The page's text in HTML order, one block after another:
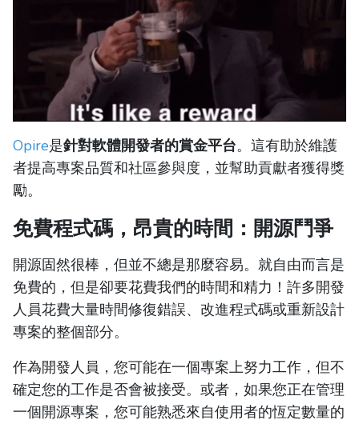
Opire是針對軟體開發者的賞金平台。這有助於維護
者提高專案品質和社區參與度，並幫助貢獻者獲得獎
勵。
免費程式碼，昂貴的時間：開源鬥爭
開源固然很棒，但並不總是那麼容易。就自由而言是
免費的，但是卻要花費我們的時間和精力！許多開發
人員花費大量時間修復錯誤、改進程式碼或重新設計
專案的整個部分。
作為開發人員，您可能在一個專案上努力工作，但不
確定您的工作是否會被接受。或者，如果您正在管理
一個開源專案，您可能熟悉來自使用者的恆定數量的